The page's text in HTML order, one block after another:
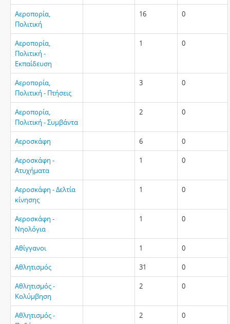
Αεροπορία,
Πολιτική
16 0
Αεροπορία,
Πολιτική -
Εκπαίδευση
1 0
Αεροπορία,
Πολιτική - Πτήσεις
3 0
Αεροπορία,
Πολιτική - Συμβάντα
2 0
Αεροσκάφη 6 0
Αεροσκάφη -
Ατυχήματα
1 0
Αεροσκάφη - Δελτία
κίνησης
1 0
Αεροσκάφη -
Νηολόγια
1 0
Αθίγγανοι 1 0
Αθλητισμός 31 0
Αθλητισμός -
Κολύμβηση
2 0
Αθλητισμός -
2 0